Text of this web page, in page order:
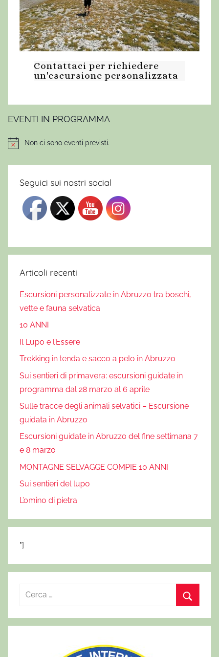
Contattaci per richiedere
un'escursione personalizzata
EVENTI IN PROGRAMMA
NoticeNon ci sono eventi previsti.
Seguici sui nostri social
Articoli recenti
Escursioni personalizzate in Abruzzo tra boschi,
vette e fauna selvatica
10 ANNI
Il Lupo e l’Essere
Trekking in tenda e sacco a pelo in Abruzzo
Sui sentieri di primavera: escursioni guidate in
programma dal 28 marzo al 6 aprile
Sulle tracce degli animali selvatici – Escursione
guidata in Abruzzo
Escursioni guidate in Abruzzo del fine settimana 7
e 8 marzo
MONTAGNE SELVAGGE COMPIE 10 ANNI
Sui sentieri del lupo
L’omino di pietra
"]
c
e